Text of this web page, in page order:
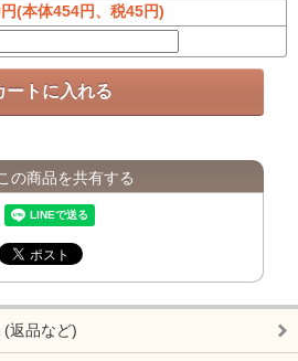
(本体454円、税45円)
の商品を共有する
返品など)